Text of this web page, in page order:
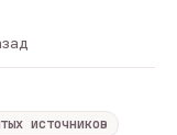
источников